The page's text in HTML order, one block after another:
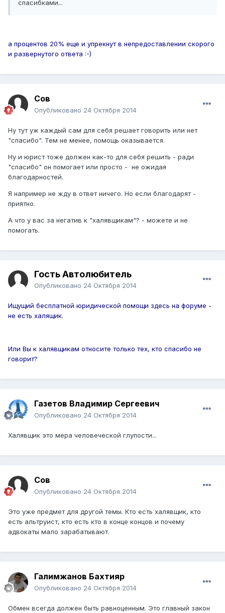
спасибками...
а процентов 20% еще и упрекнут в непредоставлении скорого
и развернутого ответа :-)
Сов
Опубликовано 24 Октября 2014
Ну тут уж каждый сам для себя решает говорить или нет
"спасибо". Тем не менее, помощь оказывается.
Ну и юрист тоже должен как-то для себя решить - ради
"спасибо" он помогает или просто - не ожидая
благодарностей.
Я например не жду в ответ ничего. Но если благодарят -
приятно.
А что у вас за негатив к "халявщикам"? - можете и не
помогать.
Гость Автолюбитель
Опубликовано 24 Октября 2014
Ищущий бесплатной юридической помощи здесь на форуме -
не есть халящик.
Или Вы к халявщикам относите только тех, кто спасибо не
говорит?
Газетов Владимир Сергеевич
Опубликовано 24 Октября 2014
Халявщик это мера человеческой глупости...
Сов
Опубликовано 24 Октября 2014
Это уже предмет для другой темы. Кто есть халявщик, кто
есть альтруист, кто есть кто в конце концов и почему
адвокаты мало зарабатывают.
Галимжанов Бахтияр
Опубликовано 24 Октября 2014
Обмен всегда должен быть равноценным. Это главный закон